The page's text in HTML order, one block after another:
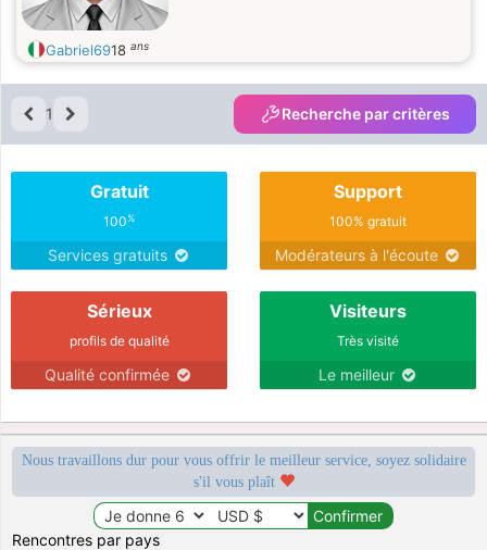
Gabriel6918 ans
1 Recherche par critères
Gratuit
100%
Services gratuits
Support
100% gratuit
Modérateurs à l'écoute
Sérieux
profils de qualité
Qualité confirmée
Visiteurs
Très visité
Le meilleur
Nous travaillons dur pour vous offrir le meilleur service, soyez solidaire
s'il vous plaît
Rencontres par pays